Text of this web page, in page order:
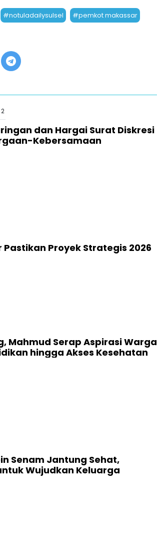
#notuladailysulsel #pemkot makassar
dan Hargai Surat Diskresi
Kebersamaan
Proyek Strategis 2026
Mahmud Serap Aspirasi Warga
hingga Akses Kesehatan
Senam Jantung Sehat,
Wujudkan Keluarga